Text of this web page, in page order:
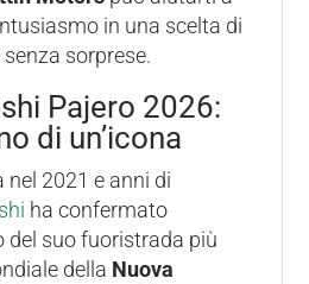
in una scelta di
sorprese.
Pajero 2026:
di un’icona
nel 2021 e anni di
ha confermato
suo fuoristrada più
della Nuova